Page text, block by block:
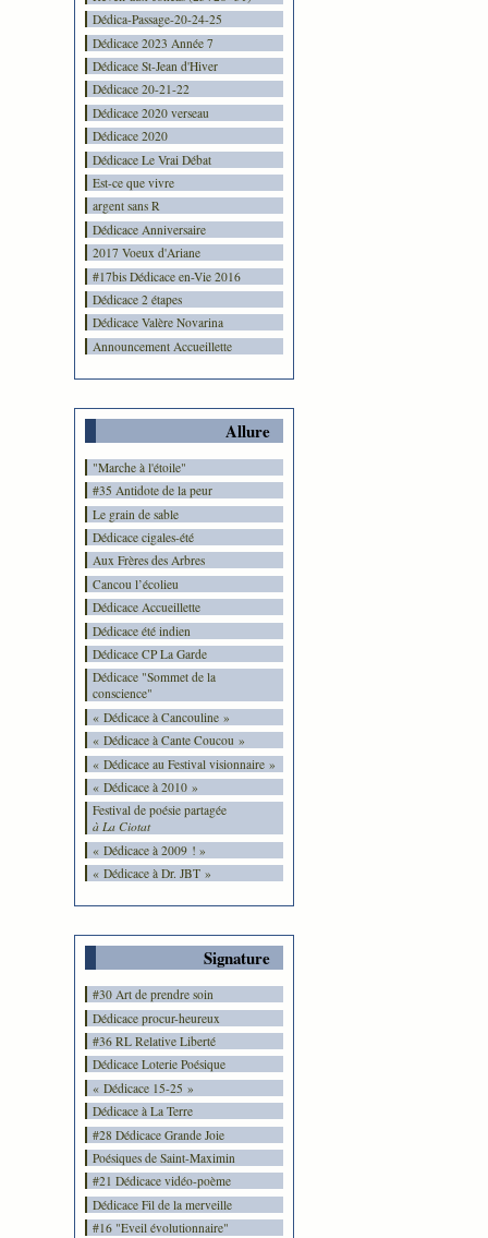
Dédica-Passage-20-24-25
Dédicace 2023 Année 7
Dédicace St-Jean d'Hiver
Dédicace 20-21-22
Dédicace 2020 verseau
Dédicace 2020
Dédicace Le Vrai Débat
Est-ce que vivre
argent sans R
Dédicace Anniversaire
2017 Voeux d'Ariane
#17bis Dédicace en-Vie 2016
Dédicace 2 étapes
Dédicace Valère Novarina
Announcement Accueillette
Allure
"Marche à l'étoile"
#35 Antidote de la peur
Le grain de sable
Dédicace cigales-été
Aux Frères des Arbres
Cancou l’écolieu
Dédicace Accueillette
Dédicace été indien
Dédicace CP La Garde
Dédicace "Sommet de la
conscience"
« Dédicace à Cancouline »
« Dédicace à Cante Coucou »
« Dédicace au Festival visionnaire »
« Dédicace à 2010 »
Festival de poésie partagée
à La Ciotat
« Dédicace à 2009 ! »
« Dédicace à Dr. JBT »
Signature
#30 Art de prendre soin
Dédicace procur-heureux
#36 RL Relative Liberté
Dédicace Loterie Poésique
« Dédicace 15-25 »
Dédicace à La Terre
#28 Dédicace Grande Joie
Poésiques de Saint-Maximin
#21 Dédicace vidéo-poème
Dédicace Fil de la merveille
#16 "Eveil évolutionnaire"